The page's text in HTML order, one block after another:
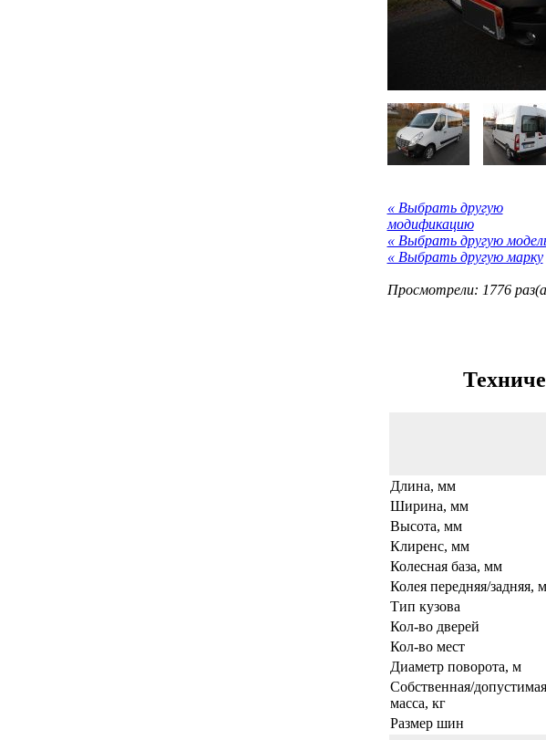
« Выбрать другую
модификацию
« Выбрать другую
« Выбрать другую марку
Просмотрели: 1776
Длина, мм
Ширина, мм
Высота, мм
Клиренс, мм
Колесная база, мм
Колея передняя/задняя,
Тип кузова
Кол-во дверей
Кол-во мест
Диаметр поворота, м
Собственная/
масса, кг
Размер шин